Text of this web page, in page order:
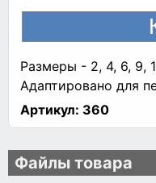
Размеры - 2, 4, 6, 9,
Адаптировано для
Артикул: 360
Файлы товара